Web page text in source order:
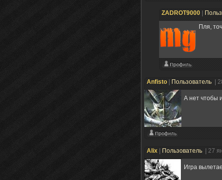
ZADROT9000
Пля,
Anfisto Пользователь |
А нет чтобы
Alix Пользователь | 27
Игра